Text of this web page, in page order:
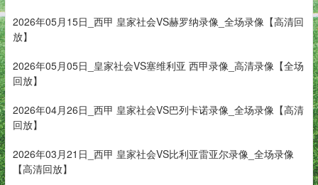
2026年05月15日_西甲 皇家社会VS赫罗纳录像_全场录像【高清回
放】
2026年05月05日_皇家社会VS塞维利亚 西甲录像_高清录像【全场
回放】
2026年04月26日_西甲 皇家社会VS巴列卡诺录像_全场录像【高清
回放】
2026年03月21日_西甲 皇家社会VS比利亚雷亚尔录像_全场录像
【高清回放】